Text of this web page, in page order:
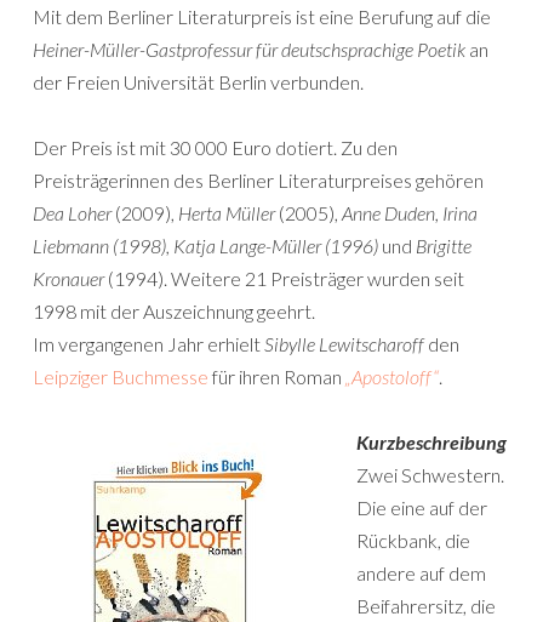
Mit dem Berliner Literaturpreis ist eine Berufung auf die
Heiner-Müller-Gastprofessur für deutschsprachige Poetik an
der Freien Universität Berlin verbunden.
Der Preis ist mit 30 000 Euro dotiert. Zu den
Preisträgerinnen des Berliner Literaturpreises gehören
Dea Loher(2009), Herta Müller(2005), Anne Duden, Irina
Liebmann (1998), Katja Lange-Müller (1996) und Brigitte
Kronauer(1994). Weitere 21 Preisträger wurden seit
1998 mit der Auszeichnung geehrt.
Im vergangenen Jahr erhieltSibylle Lewitscharoffden
Leipziger Buchmesse für ihren Roman „Apostoloff“.
Kurzbeschreibung
Zwei Schwestern.
Die eine auf der
Rückbank, die
andere auf dem
Beifahrersitz, die